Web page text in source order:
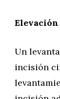
Un
incisión